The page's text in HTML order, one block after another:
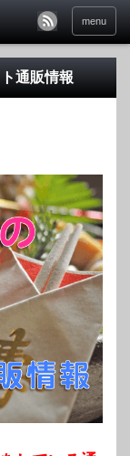
menu
通販情報